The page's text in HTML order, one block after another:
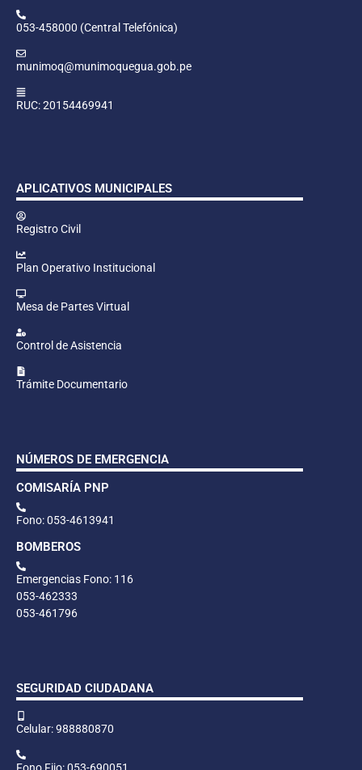
053-458000 (Central Telefónica)
munimoq@munimoquegua.gob.pe
RUC: 20154469941
APLICATIVOS MUNICIPALES
Registro Civil
Plan Operativo Institucional
Mesa de Partes Virtual
Control de Asistencia
Trámite Documentario
NÚMEROS DE EMERGENCIA
COMISARÍA PNP
Fono: 053-4613941
BOMBEROS
Emergencias Fono: 116
053-462333
053-461796
SEGURIDAD CIUDADANA
Celular: 988880870
Fono Fijo: 053-690051